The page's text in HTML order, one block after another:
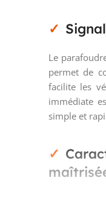
Le
permet de
facilite les
immédiate
simple et